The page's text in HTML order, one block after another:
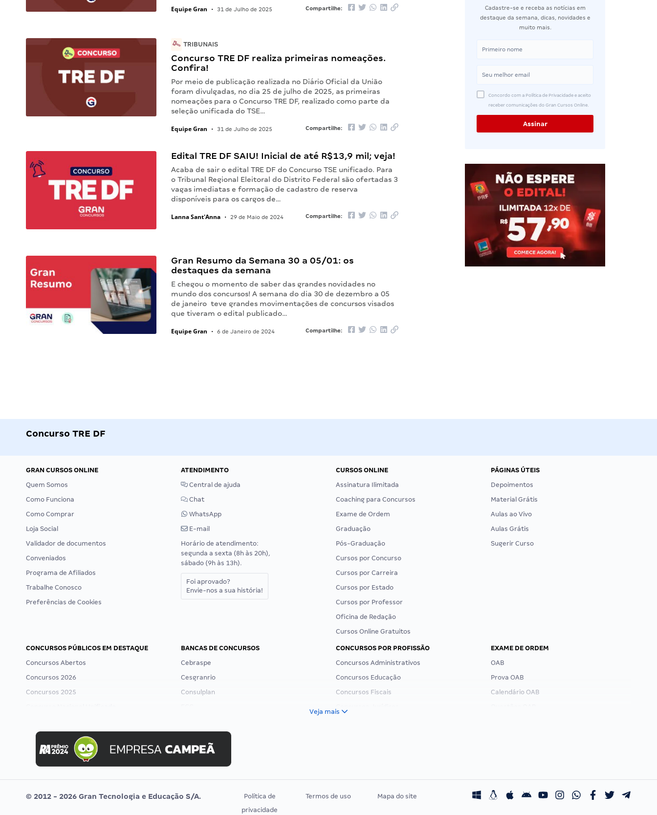
Equipe Gran • 31 de Julho de 2025 Compartilhe:
TRIBUNAIS
Concurso TRE DF realiza primeiras nomeações.
Confira!
Por meio de publicação realizada no Diário Oficial da União
foram divulgadas, no dia 25 de julho de 2025, as primeiras
nomeações para o Concurso TRE DF, realizado como parte da
seleção unificada do TSE…
Equipe Gran • 31 de Julho de 2025 Compartilhe:
Edital TRE DF SAIU! Inicial de até R$13,9 mil; veja!
Acaba de sair o edital TRE DF do Concurso TSE unificado. Para
o Tribunal Regional Eleitoral do Distrito Federal são ofertadas 3
vagas imediatas e formação de cadastro de reserva
disponíveis para os cargos de…
Lanna Sant'Anna • 29 de Maio de 2024 Compartilhe:
Gran Resumo da Semana 30 a 05/01: os
destaques da semana
E chegou o momento de saber das grandes novidades no
mundo dos concursos! A semana do dia 30 de dezembro a 05
de janeiro teve grandes movimentações de concursos visados
que tiveram o edital publicado…
Equipe Gran • 6 de Janeiro de 2024 Compartilhe:
Cadastre-se e receba as notícias em
destaque da semana, dicas, novidades e
muito mais.
Concordo com a Política de Privacidade e aceito
receber comunicações do Gran Cursos Online.
Concurso TRE DF
GRAN CURSOS ONLINE
Quem Somos
Como Funciona
Como Comprar
Loja Social
Validador de documentos
Conveniados
Programa de Afiliados
Trabalhe Conosco
Preferências de Cookies
ATENDIMENTO
Central de ajuda
Chat
WhatsApp
E-mail
Horário de atendimento:
segunda a sexta (8h às 20h),
sábado (9h às 13h).
Foi aprovado?
Envie-nos a sua história!
CURSOS ONLINE
Assinatura Ilimitada
Coaching para Concursos
Exame de Ordem
Graduação
Pós-Graduação
Cursos por Concurso
Cursos por Carreira
Cursos por Estado
Cursos por Professor
Oficina de Redação
Cursos Online Gratuitos
PÁGINAS ÚTEIS
Depoimentos
Material Grátis
Aulas ao Vivo
Aulas Grátis
Sugerir Curso
CONCURSOS PÚBLICOS EM DESTAQUE
Concursos Abertos
Concursos 2026
Concursos 2025
Concurso MPU
Editais publicados
BANCAS DE CONCURSOS
Cebraspe
Cesgranrio
Consulplan
Selecon
Uniase
Vunesp
CONCURSOS POR PROFISSÃO
Concursos Administrativos
Concursos Educação
Concursos Fiscais
Residência Multiprofissional
EXAME DE ORDEM
OAB
Prova OAB
Calendário OAB
Veja mais
© 2012 - 2026 Gran Tecnologia e Educação S/A.
Política de
privacidade
Termos de uso Mapa do site